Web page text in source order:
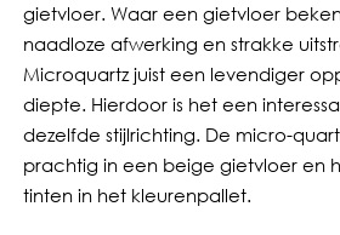
gietvloer. Waar een gietvloer
naadloze afwerking en strakke
Microquartz juist een levendiger
diepte. Hierdoor is het een
dezelfde stijlrichting. De micro-
prachtig in een beige gietvloer en
tinten in het kleurenpallet.